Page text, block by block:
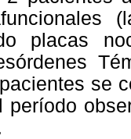
placas
se
período